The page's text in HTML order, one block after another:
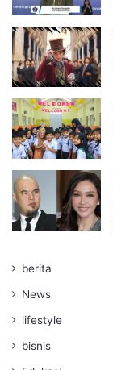
berita
News
lifestyle
bisnis